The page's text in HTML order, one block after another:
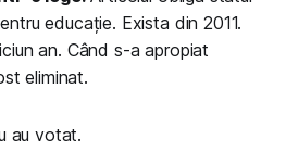
educație. Exista din 2011.
an. Când s-a apropiat
eliminat.
au votat.